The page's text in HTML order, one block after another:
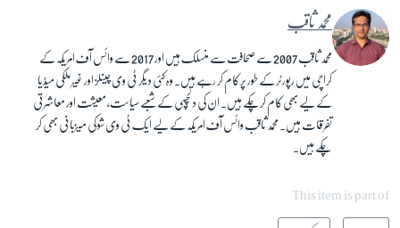
محمد ثاقب
محمد ثاقب 2007 سے صحافت سے منسلک ہیں اور 2017 سے وائس آف امریکہ کے
کراچی میں رپورٹر کے طور پر کام کر رہے ہیں۔ وہ کئی دیگر ٹی وی چینلز اور غیر ملکی میڈیا
کے لیے بھی کام کرچکے ہیں۔ ان کی دلچسپی کے شعبے سیاست، معیشت اور معاشرتی
تفرقات ہیں۔ محمد ثاقب وائس آف امریکہ کے لیے ایک ٹی وی شو کی میزبانی بھی کر
چکے ہیں۔
This item is part of